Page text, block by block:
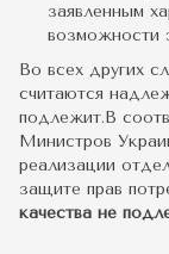
заявленным
возможности
Во всех других
считаются
подлежит.В
Министров
реализации
защите прав
качества не